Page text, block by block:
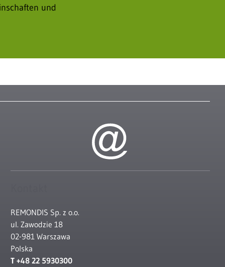
und
REMONDIS Sp. z o.o.
ul. Zawodzie 18
02-981 Warszawa
Polska
T +48 22 5930300